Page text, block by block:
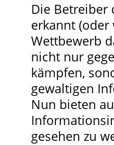
Die Betreiber
erkannt
Wettbewerb
nicht nur
kämpfen,
gewaltigen
Nun bieten
gesehen zu